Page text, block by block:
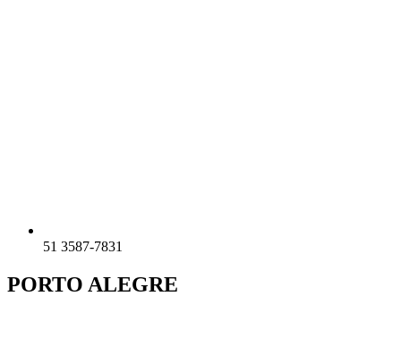
51 3587-7831
PORTO ALEGRE